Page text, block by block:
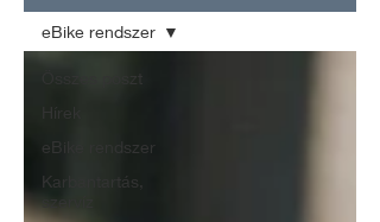
eBike rendszer
Karbantartás,
szervíz
eBike rendszer